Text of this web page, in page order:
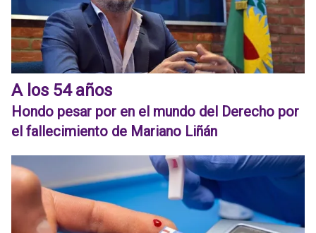
A los 54 años
Hondo pesar por en el mundo del Derecho por
el fallecimiento de Mariano Liñán